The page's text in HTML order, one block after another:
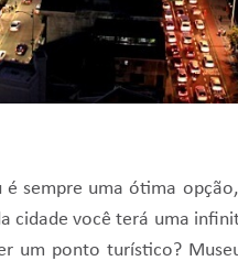
sempre uma ótima
você terá uma
um ponto turístico?